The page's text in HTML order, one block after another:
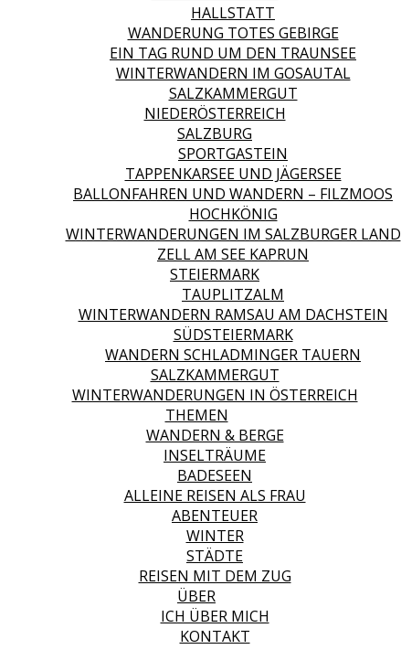
HALLSTATT
WANDERUNG TOTES GEBIRGE
EIN TAG RUND UM DEN TRAUNSEE
WINTERWANDERN IM GOSAUTAL
SALZKAMMERGUT
NIEDERÖSTERREICH
SALZBURG
SPORTGASTEIN
TAPPENKARSEE UND JÄGERSEE
BALLONFAHREN UND WANDERN – FILZMOOS
HOCHKÖNIG
WINTERWANDERUNGEN IM SALZBURGER LAND
ZELL AM SEE KAPRUN
STEIERMARK
TAUPLITZALM
WINTERWANDERN RAMSAU AM DACHSTEIN
SÜDSTEIERMARK
WANDERN SCHLADMINGER TAUERN
SALZKAMMERGUT
WINTERWANDERUNGEN IN ÖSTERREICH
THEMEN
WANDERN & BERGE
INSELTRÄUME
BADESEEN
ALLEINE REISEN ALS FRAU
ABENTEUER
WINTER
STÄDTE
REISEN MIT DEM ZUG
ÜBER
ICH ÜBER MICH
KONTAKT